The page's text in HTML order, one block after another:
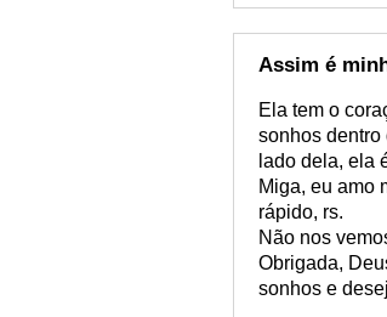
Assim é
Ela tem o
sonhos dentro
lado dela, ela
Miga, eu amo
rápido, rs.
Não nos
Obrigada,
sonhos e